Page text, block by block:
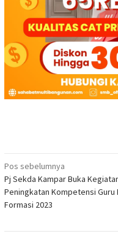
Navigasi
pos
Pos sebelumnya
Pj Sekda Kampar Buka
Peningkatan Kompetensi Guru
Formasi 2023